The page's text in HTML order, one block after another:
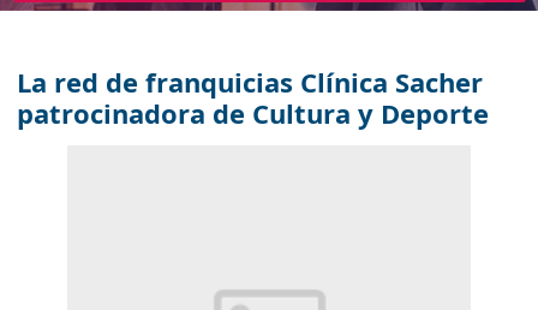
La red de franquicias Clínica Sacher
patrocinadora de Cultura y Deporte